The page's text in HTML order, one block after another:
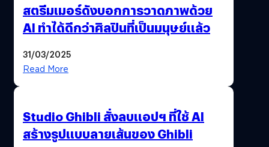
สตรีมเมอร์ดังบอกการวาดภาพด้วย
AI ทำได้ดีกว่าศิลปินที่เป็นมนุษย์แล้ว
31/03/2025
Read More
Studio Ghibli สั่งลบแอปฯ ที่ใช้ AI
สร้างรูปแบบลายเส้นของ Ghibli